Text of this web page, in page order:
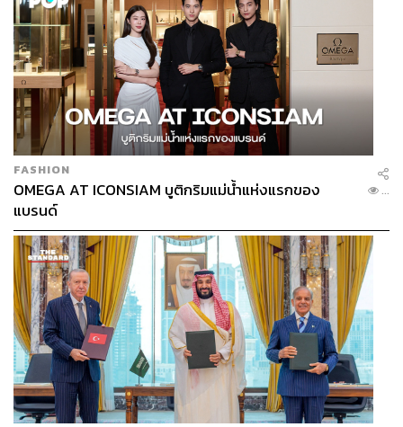
FASHION
OMEGA AT ICONSIAM บูติกริมแม่น้ำแห่งแรกของ
แบรนด์
...